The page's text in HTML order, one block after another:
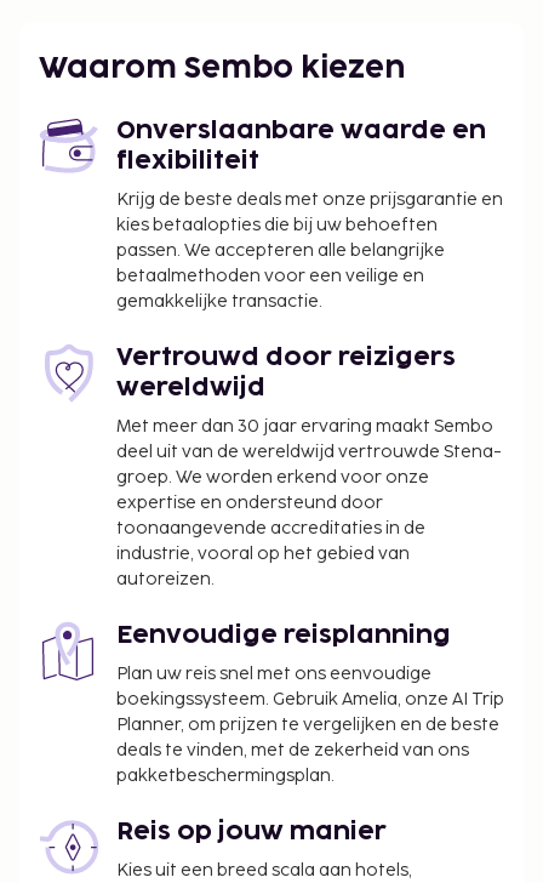
een televisie in de gemeenschappelijke ruimte en
hulp bij uitstapjes/tickets. Gasten van LA FLORA
deugddoende maaltijd in het restaurant. Dagelijks
kun je tegen betaling genieten van een lekker
ontbijtbuffet, dat geserveerd wordt van 08.30 uur
tot 10.30 uur.
Ontbijttoeslag voor het ontbijtbuffet: ca. INR
150–200 voor volwassenen en ca. INR 75–150
voor kinderen
Deze lijst is mogelijk niet volledig. Toeslagen en
borgsommen zijn mogelijk excl. btw en kunnen
In deze accommodatie zijn huisdieren en
assistentiedieren niet toegestaan.
Waarom Sembo kiezen
Onverslaanbare waarde en
flexibiliteit
Krijg de beste deals met onze prijsgarantie en
kies betaalopties die bij uw behoeften
passen. We accepteren alle belangrijke
betaalmethoden voor een veilige en
gemakkelijke transactie.
Vertrouwd door reizigers
wereldwijd
Met meer dan 30 jaar ervaring maakt Sembo
deel uit van de wereldwijd vertrouwde Stena-
groep. We worden erkend voor onze
expertise en ondersteund door
toonaangevende accreditaties in de
industrie, vooral op het gebied van
autoreizen.
Eenvoudige reisplanning
Plan uw reis snel met ons eenvoudige
boekingssysteem. Gebruik Amelia, onze AI Trip
Planner, om prijzen te vergelijken en de beste
deals te vinden, met de zekerheid van ons
pakketbeschermingsplan.
Reis op jouw manier
Kies uit een breed scala aan hotels,